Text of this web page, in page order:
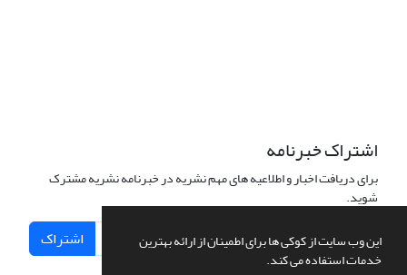
این وب سایت از کوکی ها برای اطمینان از ارائه بهترین
خدمات استفاده می کند.
اشتراک خبرنامه
برای دریافت اخبار و اطلاعیه های مهم نشریه در خبرنامه نشریه مشترک
شوید.
اشتراک